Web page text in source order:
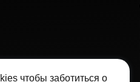
чтобы заботиться о